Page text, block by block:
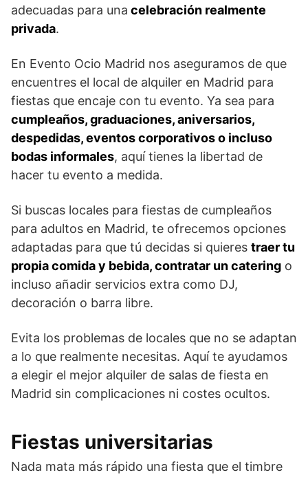
adecuadas para una celebración realmente
privada.
En Evento Ocio Madrid nos aseguramos de que
encuentres el local de alquiler en Madrid para
fiestas que encaje con tu evento. Ya sea para
cumpleaños, graduaciones, aniversarios,
despedidas, eventos corporativos o incluso
bodas informales, aquí tienes la libertad de
hacer tu evento a medida.
Si buscas locales para fiestas de cumpleaños
para adultos en Madrid, te ofrecemos opciones
adaptadas para que tú decidas si quieres traer tu
propia comida y bebida, contratar un catering o
incluso añadir servicios extra como DJ,
decoración o barra libre.
Evita los problemas de locales que no se adaptan
a lo que realmente necesitas. Aquí te ayudamos
a elegir el mejor alquiler de salas de fiesta en
Madrid sin complicaciones ni costes ocultos.
Fiestas universitarias
Nada mata más rápido una fiesta que el timbre